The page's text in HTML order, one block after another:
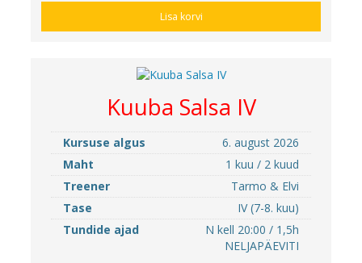
Lisa korvi
Kuuba Salsa IV
Kursuse algus
6. august 2026
Maht
1 kuu / 2 kuud
Treener
Tarmo & Elvi
Tase
IV (7-8. kuu)
Tundide ajad
N kell 20:00 / 1,5h
NELJAPÄEVITI